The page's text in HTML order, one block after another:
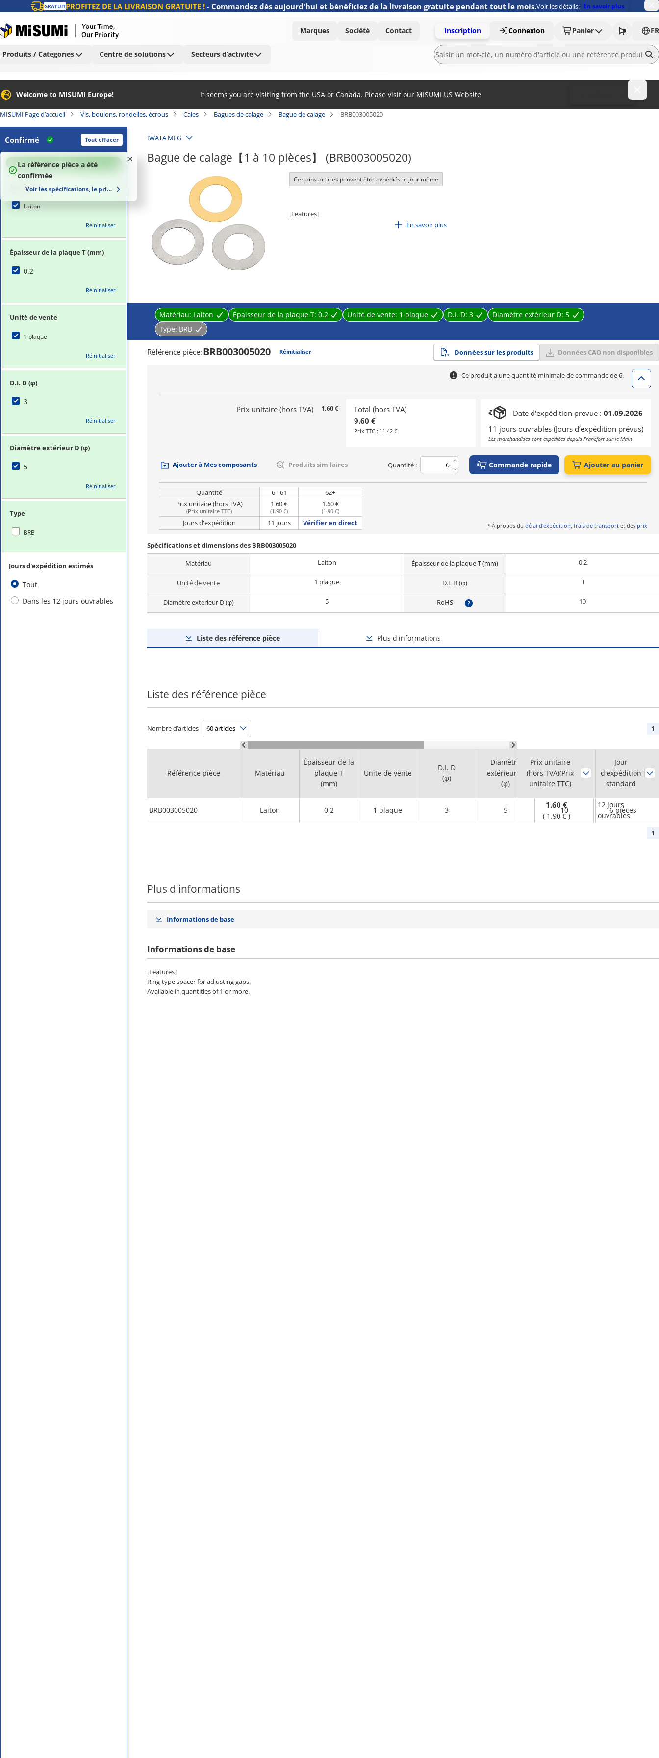
GRATUITPROFITEZ DE LA LIVRAISON GRATUITE !- Commandez dès aujourd'hui et bénéficiez de la livraison gratuite pendant tout le mois.Voir les détails: En savoir plus
Marques Société Contact Inscription Connexion Panier FR
Produits / Catégories Centre de solutions Secteurs d’activité
Welcome to MISUMI Europe! It seems you are visiting from the USA or Canada. Please visit our MISUMI US Website.
MISUMI Page d’accueil Vis, boulons, rondelles, écrous Cales Bagues de calage Bague de calage BRB003005020
Confirmé Tout effacer
100%
La référence pièce a été
confirmée
Voir les spécifications, le prix et le délai de livraison
Matériau
Laiton
Réinitialiser
Épaisseur de la plaque T (mm)
0.2
Réinitialiser
Unité de vente
1 plaque
Réinitialiser
D.I. D (φ)
3
Réinitialiser
Diamètre extérieur D (φ)
5
Réinitialiser
Type
BRB
Jours d'expédition estimés
Tout
Dans les 12 jours ouvrables
IWATA MFG
Bague de calage【1 à 10 pièces】 (BRB003005020)
Certains articles peuvent être expédiés le jour même
[Features]
En savoir plus
Matériau: Laiton Épaisseur de la plaque T: 0.2 Unité de vente: 1 plaque D.I. D: 3 Diamètre extérieur D: 5
Type: BRB
Référence pièce: BRB003005020 Réinitialiser Données sur les produits Données CAO non disponibles
Ce produit a une quantité minimale de commande de 6.
Prix unitaire (hors TVA) 1.60 €
Total (hors TVA)
9.60 €
Prix TTC : 11.42 €
Date d'expédition prevue : 01.09.2026
11 jours ouvrables (Jours d’expédition prévus)
Les marchandises sont expédiées depuis Francfort-sur-le-Main
Ajouter à Mes composants Produits similaires Quantité : Commande rapide Ajouter au panier
Quantité 6 - 61
62+
Prix unitaire (hors TVA)
(Prix unitaire TTC)
1.60 €
(1.90 €)
1.60 €
(1.90 €)
Jours d'expédition 11 jours Vérifier en direct * À propos du délai d'expédition, frais de transport et des prix
Spécifications et dimensions des BRB003005020
Matériau
Laiton Épaisseur de la plaque T (mm) 0.2
Unité de vente 1 plaque D.I. D (φ) 3
Diamètre extérieur D (φ) 5 RoHS 10
Liste des référence pièce Plus d'informations
Liste des référence pièce
Nombre d’articles 1
Référence pièce
BRB003005020
Matériau
Épaisseur de la
plaque T
(mm)
Unité de vente
D.I. D
(φ)
Diamètre
extérieur D
(φ)
RoHS ?
Quantité
minimale de
commande
Laiton 0.2 1 plaque 3 5 10 6 pièces
Prix unitaire
(hors TVA)(Prix
unitaire TTC)
Jour
d'expédition
standard
1.60 €
( 1.90 € )
12 jours
ouvrables
1
Plus d'informations
Informations de base
Informations de base
[Features]
Ring-type spacer for adjusting gaps.
Available in quantities of 1 or more.